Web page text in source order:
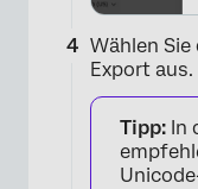
Wählen
Export aus.
Tipp: In